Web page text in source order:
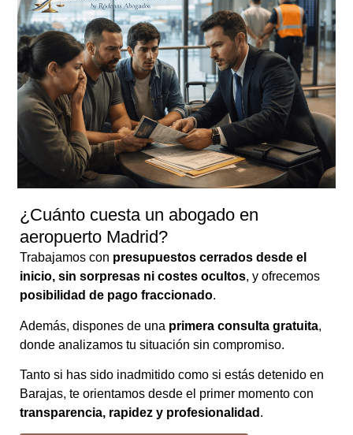
¿Cuánto cuesta un abogado en
aeropuerto Madrid?
Trabajamos con presupuestos cerrados desde el
inicio, sin sorpresas ni costes ocultos, y ofrecemos
posibilidad de pago fraccionado.
Además, dispones de una primera consulta gratuita,
donde analizamos tu situación sin compromiso.
Tanto si has sido inadmitido como si estás detenido en
Barajas, te orientamos desde el primer momento con
transparencia, rapidez y profesionalidad .